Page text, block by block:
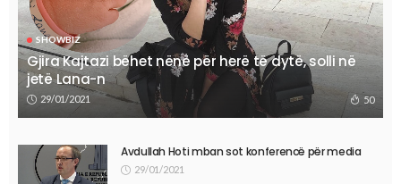
SHOWBIZ
Gjira Kajtazi bëhet nënë për herë të dytë, solli në
jetë Lana-n
29/01/2021 50
Avdullah Hoti mban sot konferencë për media
29/01/2021